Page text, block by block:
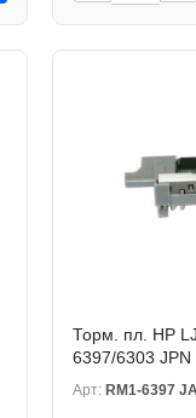
Торм. пл. HP
6397/6303 JPN
Арт: RM1-6397